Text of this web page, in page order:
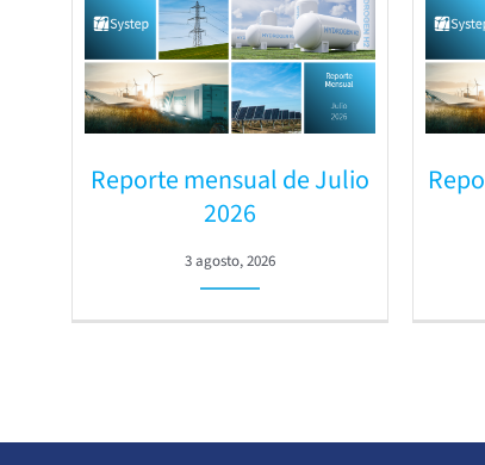
Reporte mensual de Julio
2026
3 agosto, 2026